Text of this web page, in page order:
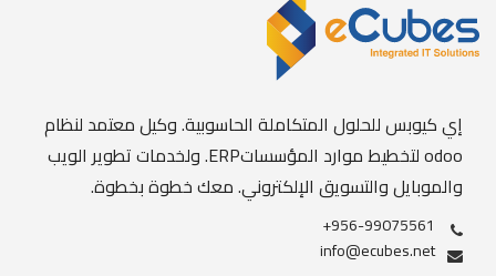
إي كيوبس للحلول المتكاملة الحاسوبية. وكيل معتمد لنظام
odoo لتخطيط موارد المؤسساتERP. ولخدمات تطوير الويب
والموبايل والتسويق الإلكتروني. معك خطوة بخطوة.
+956-99075561
info@ecubes.net